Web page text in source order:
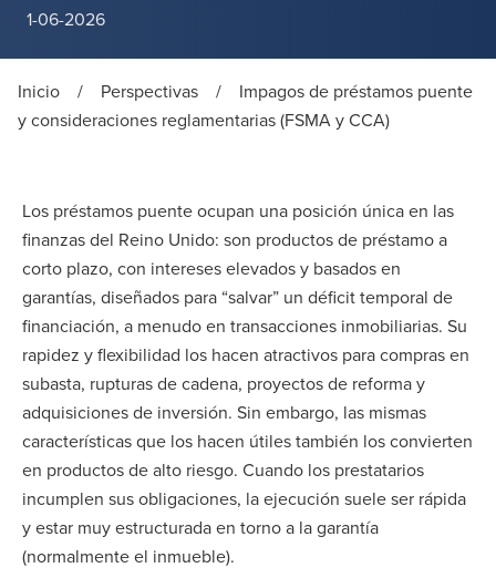
1-06-2026
Inicio / Perspectivas /
Impagos de préstamos puente
y consideraciones reglamentarias (FSMA y CCA)
Los préstamos puente ocupan una posición única en las
finanzas del Reino Unido: son productos de préstamo a
corto plazo, con intereses elevados y basados en
garantías, diseñados para “salvar” un déficit temporal de
financiación, a menudo en transacciones inmobiliarias. Su
rapidez y flexibilidad los hacen atractivos para compras en
subasta, rupturas de cadena, proyectos de reforma y
adquisiciones de inversión. Sin embargo, las mismas
características que los hacen útiles también los convierten
en productos de alto riesgo. Cuando los prestatarios
incumplen sus obligaciones, la ejecución suele ser rápida
y estar muy estructurada en torno a la garantía
(normalmente el inmueble).